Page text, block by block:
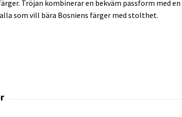
Tröjan kombinerar en bekväm passform med
som vill bära Bosniens färger med stolthet.